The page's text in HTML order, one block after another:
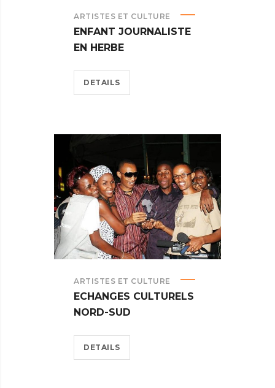
ARTISTES ET CULTURE
ENFANT JOURNALISTE
EN HERBE
DETAILS
ARTISTES ET CULTURE
ECHANGES CULTURELS
NORD-SUD
DETAILS